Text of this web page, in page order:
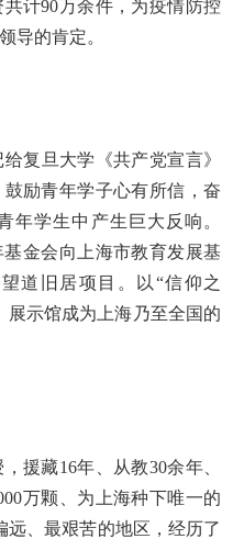
共计90 万余件，为疫情防控
导的肯定。
复旦大学《共产党宣言》
励青年学子心有所信，奋
年学生中产生巨大反响。
基金会向上海市教育发展基
道旧居项目。以“信仰之
展示馆成为上海乃至全国的
，援藏16年、从教30余年、
万颗、为上海种下唯一的
远、最艰苦的地区，经历了